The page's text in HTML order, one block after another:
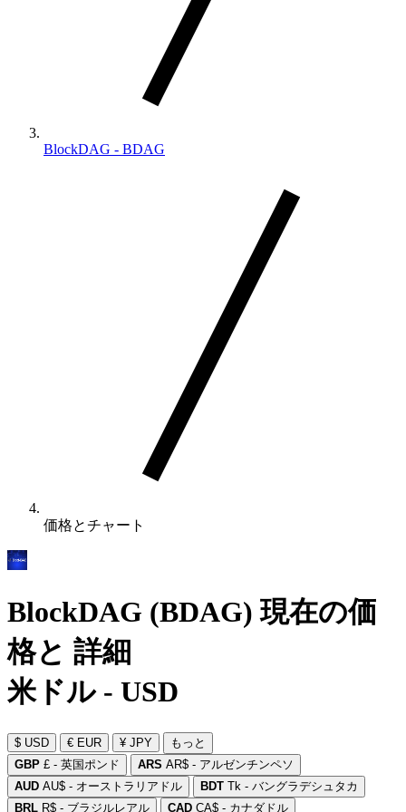
BlockDAG - BDAG
価格とチャート
BlockDAG (BDAG) 現在の価
格と 詳細
米ドル - USD
$ USD € EUR ¥ JPY
もっと
GBP £ - 英国ポンド ARS AR$ - アルゼンチンペソ
AUD AU$ - オーストラリアドル BDT Tk - バングラデシュタカ
BRL R$ - ブラジルレアル CAD CA$ - カナダドル